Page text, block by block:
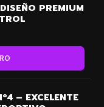
PREMIUM
– EXCELENTE